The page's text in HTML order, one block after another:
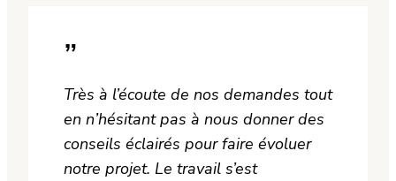
”
Très à l’écoute de nos demandes tout
en n’hésitant pas à nous donner des
conseils éclairés pour faire évoluer
notre projet. Le travail s’est